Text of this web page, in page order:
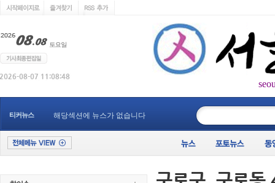
티커뉴스 해당섹션에 뉴스가 없습니다